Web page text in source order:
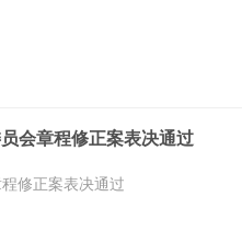
会章程修正案表决通过
修正案表决通过